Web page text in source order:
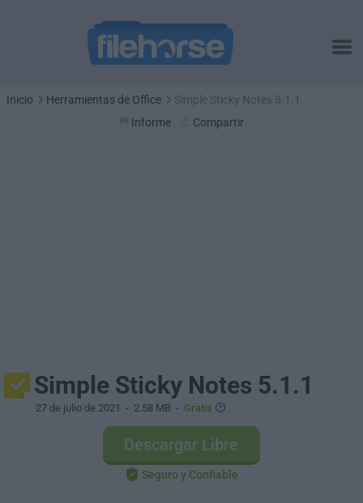
Inicio Herramientas de Office
Simple Sticky Notes 5.1.1
Informe
Compartir
Simple Sticky Notes 5.1.1
27 de julio de 2021 - 2.58 MB - Gratis
Descargar Libre
Seguro y Confiable